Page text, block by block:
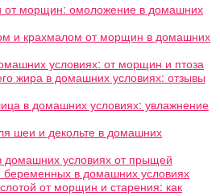
от морщин: омоложение в домашних
и крахмалом от морщин в домашних
условиях: от морщин и птоза
жира в домашних условиях: отзывы
в домашних условиях: увлажнение
шеи и декольте в домашних
домашних условиях от прыщей
в домашних условиях
от морщин и старения: как